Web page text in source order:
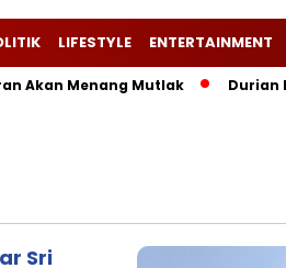
LIFESTYLE ENTERTAINMENT
Menang Mutlak Durian
Sri